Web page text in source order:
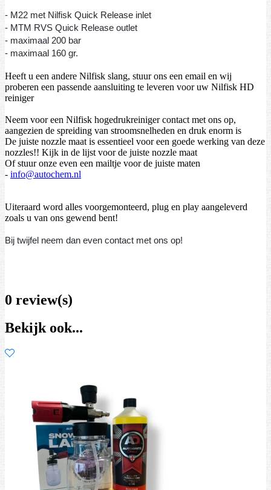
- M22 met Nilfisk Quick Release inlet
- MTM RVS Quick Release outlet
- maximaal 200 bar
- maximaal 160 gr.
Heeft u een andere Nilfisk slang, stuur ons een email en wij
proberen een passende aansluiting te leveren voor uw Nilfisk HD
reiniger
Neem voor een Nilfisk hogedrukreiniger contact met ons op,
aangezien de spreiding van stroomsnelheden en druk enorm is
De juiste nozzle maat is essentieel voor een goede werking van deze
nozzles!! Kijk in de lijst voor de juiste nozzle maat
Of stuur onze even een mailtje voor de juiste maten
- info@autochem.nl
Uiteraard word alles voorgemonteerd, plug en play aangeleverd
zoals u van ons gewend bent!
Bij twijfel neem dan even contact met ons op!
0 review(s)
Bekijk ook...